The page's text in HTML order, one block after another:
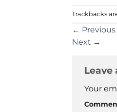
Trackbacks
← Previous
Next →
Leave
Your